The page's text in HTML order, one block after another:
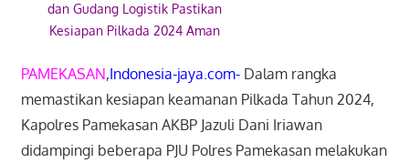
dan Gudang Logistik Pastikan
Kesiapan Pilkada 2024 Aman
PAMEKASAN,Indonesia-jaya.com-Dalam rangka
memastikan kesiapan keamanan Pilkada Tahun 2024,
Kapolres Pamekasan AKBP Jazuli Dani Iriawan
didampingi beberapa PJU Polres Pamekasan melakukan